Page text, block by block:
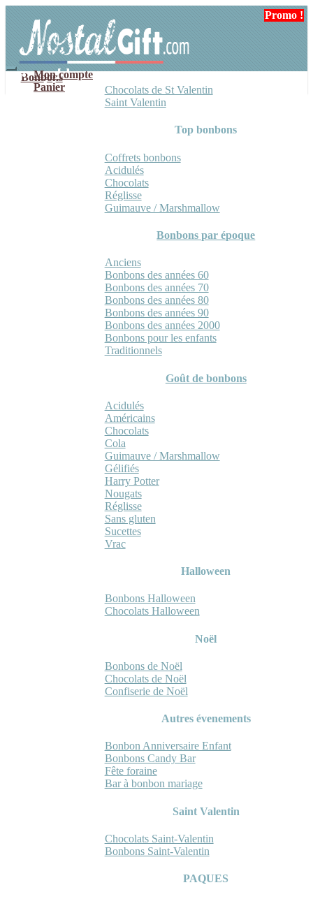
navigation
contenu
Mon compte
Panier
Bonbons
Chocolats de St Valentin
Saint Valentin
Top bonbons
Coffrets bonbons
Acidulés
Chocolats
Réglisse
Guimauve / Marshmallow
Bonbons par époque
Anciens
Bonbons des années 60
Bonbons des années 70
Bonbons des années 80
Bonbons des années 90
Bonbons des années 2000
Bonbons pour les enfants
Traditionnels
Goût de bonbons
Acidulés
Américains
Chocolats
Cola
Guimauve / Marshmallow
Gélifiés
Harry Potter
Nougats
Réglisse
Sans gluten
Sucettes
Vrac
Halloween
Bonbons Halloween
Chocolats Halloween
Noël
Bonbons de Noël
Chocolats de Noël
Confiserie de Noël
Autres évenements
Bonbon Anniversaire Enfant
Bonbons Candy Bar
Fête foraine
Bar à bonbon mariage
Saint Valentin
Chocolats Saint-Valentin
Bonbons Saint-Valentin
PAQUES
Promo !